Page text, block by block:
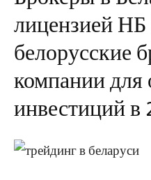
лицензией
белорусские
компании для
инвестиций в